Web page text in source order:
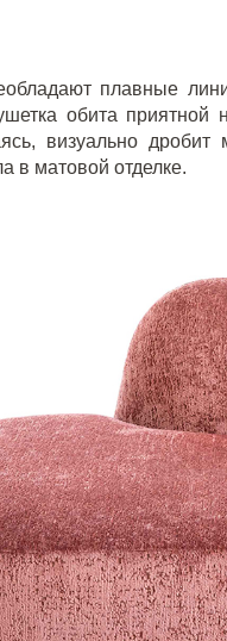
плавные
обита приятной
визуально
в матовой отделке.